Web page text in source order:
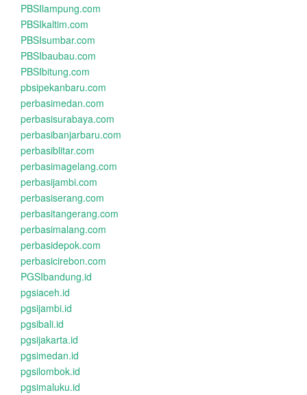
PBSIlampung.com
PBSIkaltim.com
PBSIsumbar.com
PBSIbaubau.com
PBSIbitung.com
pbsipekanbaru.com
perbasimedan.com
perbasisurabaya.com
perbasibanjarbaru.com
perbasiblitar.com
perbasimagelang.com
perbasijambi.com
perbasiserang.com
perbasitangerang.com
perbasimalang.com
perbasidepok.com
perbasicirebon.com
PGSIbandung.id
pgsiaceh.id
pgsijambi.id
pgsibali.id
pgsijakarta.id
pgsimedan.id
pgsilombok.id
pgsimaluku.id